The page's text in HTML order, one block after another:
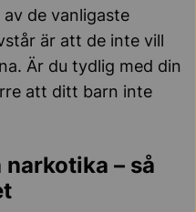
de vanligaste
är att de inte vill
Är du tydlig med din
att ditt barn inte
– så